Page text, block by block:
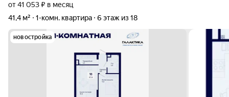
от 41 053 ₽ в месяц
41,4 м²
1-комн. квартира 6 этаж из 18
новостройка